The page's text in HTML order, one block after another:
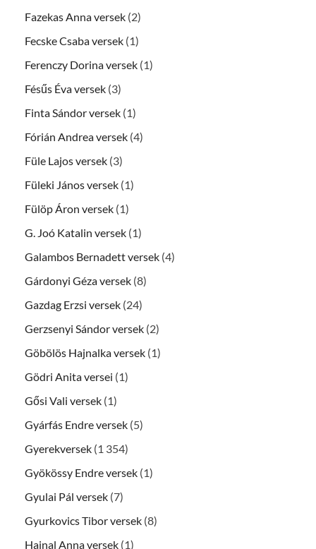
Fazekas Anna versek (2)
Fecske Csaba versek (1)
Ferenczy Dorina versek (1)
Fésűs Éva versek (3)
Finta Sándor versek (1)
Fórián Andrea versek (4)
Füle Lajos versek (3)
Füleki János versek (1)
Fülöp Áron versek (1)
G. Joó Katalin versek (1)
Galambos Bernadett versek (4)
Gárdonyi Géza versek (8)
Gazdag Erzsi versek (24)
Gerzsenyi Sándor versek (2)
Göbölös Hajnalka versek (1)
Gödri Anita versei (1)
Gősi Vali versek (1)
Gyárfás Endre versek (5)
Gyerekversek (1 354)
Gyökössy Endre versek (1)
Gyulai Pál versek (7)
Gyurkovics Tibor versek (8)
Hajnal Anna versek (1)